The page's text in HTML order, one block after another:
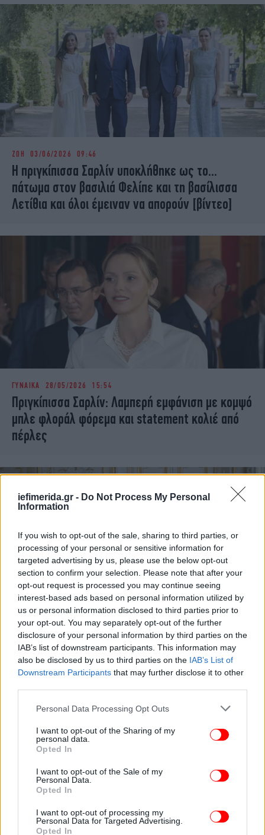
iefimerida.gr - Do Not Process My Personal
Information
If you wish to opt-out of the sale, sharing to third parties, or
processing of your personal or sensitive information for
targeted advertising by us, please use the below opt-out
section to confirm your selection. Please note that after your
opt-out request is processed you may continue seeing
interest-based ads based on personal information utilized by
us or personal information disclosed to third parties prior to
your opt-out. You may separately opt-out of the further
disclosure of your personal information by third parties on the
IAB’s list of downstream participants. This information may
also be disclosed by us to third parties on the IAB’s List of
Downstream Participants that may further disclose it to other
Please note that this website/app uses one or more Google
not limited to your visit or usage behaviour. You may click to
grant or deny consent to Google and its third-party tags to
use your data for below specified purposes in below Google
consent section.
Personal Data Processing Opt Outs
I want to opt-out of the Sharing of my
personal data.
Opted In
I want to opt-out of the Sale of my
Personal Data.
Opted In
I want to opt-out of processing my
Personal Data for Targeted Advertising.
Opted In
ΖΩΗ 03/06/2026 09:46
Η πριγκίπισσα Σαρλίν υποκλήθηκε ως το...
πάτωμα στον βασιλιά Φελίπε και τη βασίλισσα
Λετίθια και όλοι έμειναν να απορούν [βίντεο]
ΓΥΝΑΙΚΑ 28/05/2026 15:54
Πριγκίπισσα Σαρλίν: Λαμπερή εμφάνιση με κομψό
μπλε φλοράλ φόρεμα και statement κολιέ από
πέρλες
ΓΥΝΑΙΚΑ
Τι είναι το προνόμιο του λευκού που
απολαμβάνουν η πριγκίπισσα Σαρλίν και η κόρη
της;